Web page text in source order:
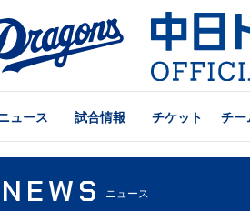
ュース 試合情報 チケット チー
NEWS ニュース